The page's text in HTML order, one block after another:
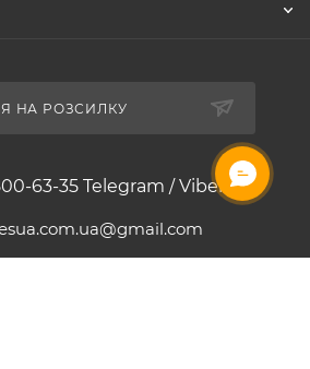
НА РОЗСИЛКУ
63-35 Telegram / Viber